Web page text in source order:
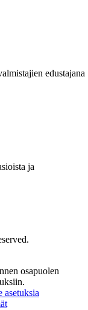
edustajana
ja
osapuolen
asetuksia